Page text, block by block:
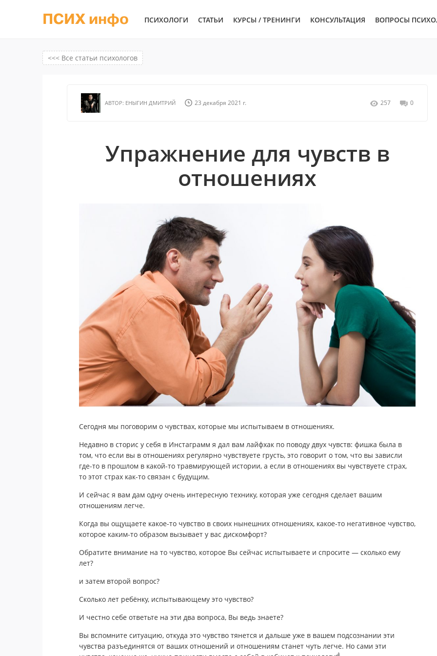
ПСИХ инфо ПСИХОЛОГИ СТАТЬИ КУРСЫ / ТРЕНИНГИ КОНСУЛЬТАЦИЯ ВОПРОСЫ
<<< Все статьи психологов
АВТОР: ЕНЫГИН ДМИТРИЙ 23 декабря 2021 г. 257 0
Упражнение для чувств в
отношениях
Cегодня мы поговорим о чувствах, которые мы испытываем в отношениях.
Недавно в сторис у себя в Инстаграмм я дал вам лайфхак по поводу двух чувств: фишка была в
том, что если вы в отношениях регулярно чувствуете грусть, это говорит о том, что вы зависли
где-то в прошлом в какой-то травмирующей истории, а если в отношениях вы чувствуете страх,
то этот страх как-то связан с будущим.
И сейчас я вам дам одну очень интересную технику, которая уже сегодня сделает вашим
отношениям легче.
Когда вы ощущаете какое-то чувство в своих нынешних отношениях, какое-то негативное чувство,
которое каким-то образом вызывает у вас дискомфорт?
Обратите внимание на то чувство, которое Вы сейчас испытываете и спросите — сколько ему
лет?
и затем второй вопрос?
Сколько лет ребёнку, испытывающему это чувство?
И честно себе ответьте на эти два вопроса, Вы ведь знаете?
Вы вспомните ситуацию, откуда это чувство тянется и дальше уже в вашем подсознании эти
чувства разъединятся от ваших отношений и отношениям станет чуть легче. Но сами эти